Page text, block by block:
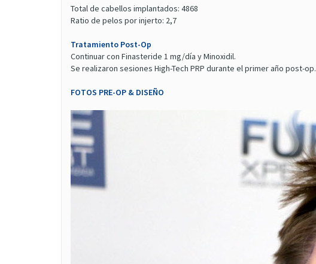
Total de cabellos implantados: 4868
Ratio de pelos por injerto: 2,7
Tratamiento Post-Op
Continuar con Finasteride 1 mg/día y Minoxidil.
Se realizaron sesiones High-Tech PRP durante el primer año post-op.
FOTOS PRE-OP & DISEÑO